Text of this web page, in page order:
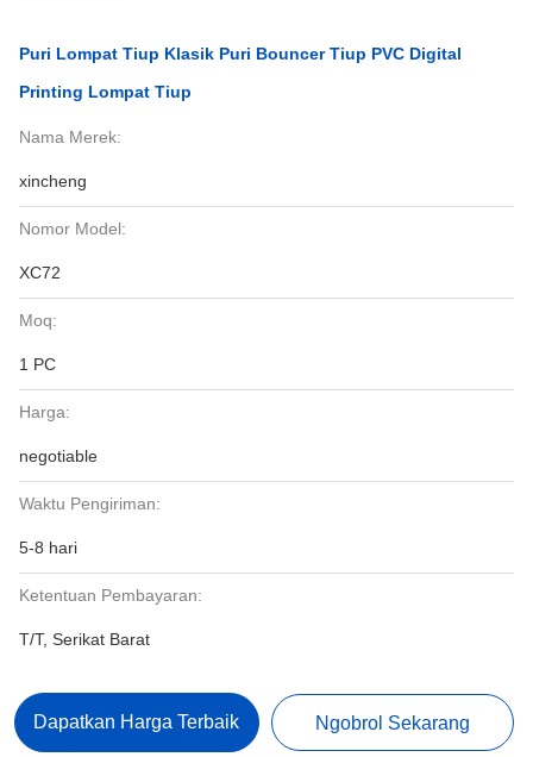
Puri Lompat Tiup Klasik Puri Bouncer Tiup PVC Digital
Printing Lompat Tiup
Nama Merek:
xincheng
Nomor Model:
XC72
Moq:
1 PC
Harga:
negotiable
Waktu Pengiriman:
5-8 hari
Ketentuan Pembayaran:
T/T, Serikat Barat
Dapatkan Harga Terbaik Ngobrol Sekarang